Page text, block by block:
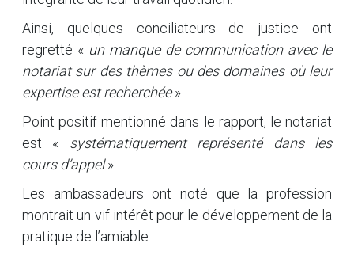
Ainsi, quelques conciliateurs de justice ont
regretté « un manque de communication avec le
notariat sur des thèmes ou des domaines où leur
expertise est recherchée».
Point positif mentionné dans le rapport, le notariat
est « systématiquement représenté dans les
cours d’appel».
Les ambassadeurs ont noté que la profession
montrait un vif intérêt pour le développement de la
pratique de l’amiable.